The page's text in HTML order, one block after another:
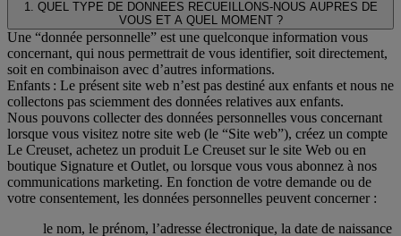
1. QUEL TYPE DE DONNEES RECUEILLONS-NOUS AUPRES DE
VOUS ET A QUEL MOMENT ?
Une “donnée personnelle” est une quelconque information vous
concernant, qui nous permettrait de vous identifier, soit directement,
soit en combinaison avec d’autres informations.
Enfants : Le présent site web n’est pas destiné aux enfants et nous ne
collectons pas sciemment des données relatives aux enfants.
Nous pouvons collecter des données personnelles vous concernant
lorsque vous visitez notre site web (le “Site web”), créez un compte
Le Creuset, achetez un produit Le Creuset sur le site Web ou en
boutique Signature et Outlet, ou lorsque vous vous abonnez à nos
communications marketing. En fonction de votre demande ou de
votre consentement, les données personnelles peuvent concerner :
le nom, le prénom, l’adresse électronique, la date de naissance